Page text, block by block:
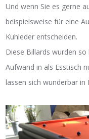
Und wenn Sie es gerne
beispielsweise für eine
Kuhleder entscheiden.
Diese Billards wurden
Aufwand in als Esstisch
lassen sich wunderbar